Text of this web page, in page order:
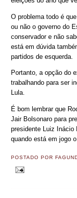
O problema todo é
ou não o governo do
conservador e não
está em dúvida
partidos de esquerda.
Portanto, a opção do
trabalhando para ser
Lula.
É bom lembrar que
Jair Bolsonaro para
presidente Luiz
quando está em jogo
POSTADO POR